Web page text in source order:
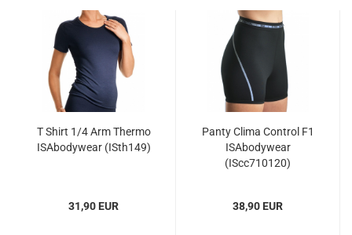
T Shirt 1/4 Arm Thermo
ISAbodywear (ISth149)
31,90 EUR
Panty Clima Control F1
ISAbodywear
(IScc710120)
38,90 EUR